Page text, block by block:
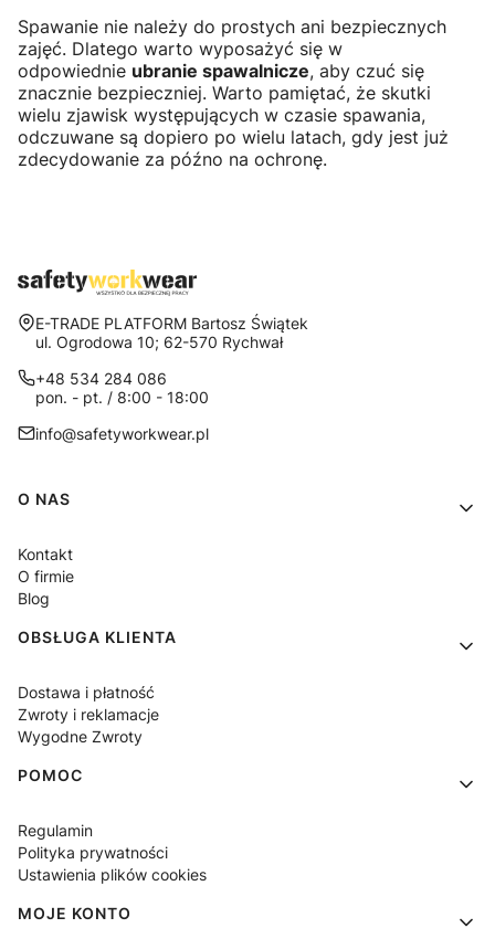
Spawanie nie należy do prostych ani bezpiecznych
zajęć. Dlatego warto wyposażyć się w
odpowiednie ubranie spawalnicze, aby czuć się
znacznie bezpieczniej. Warto pamiętać, że skutki
wielu zjawisk występujących w czasie spawania,
odczuwane są dopiero po wielu latach, gdy jest już
zdecydowanie za późno na ochronę.
Adres:
E-TRADE PLATFORM Bartosz Świątek
ul. Ogrodowa 10; 62-570 Rychwał
+48 534 284 086
pon. - pt. / 8:00 - 18:00
info@safetyworkwear.pl
Linki w stopce
O NAS
Kontakt
O firmie
Blog
OBSŁUGA KLIENTA
Dostawa i płatność
Zwroty i reklamacje
Wygodne Zwroty
POMOC
Regulamin
Polityka prywatności
Ustawienia plików cookies
MOJE KONTO